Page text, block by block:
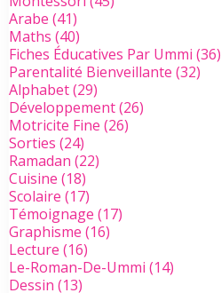
Arabe (41)
Maths (40)
Fiches Éducatives Par Ummi (36)
Parentalité Bienveillante (32)
Alphabet(29)
Développement(26)
Motricite Fine (26)
Sorties (24)
Ramadan (22)
Cuisine (18)
Scolaire (17)
Témoignage (17)
Graphisme (16)
Lecture (16)
Le-Roman-De-Ummi (14)
Dessin (13)